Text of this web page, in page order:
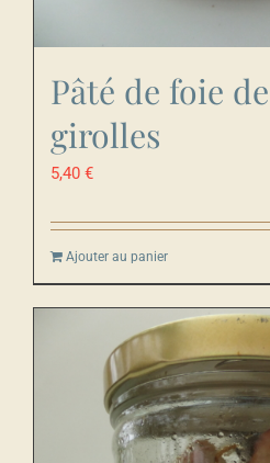
Pâté de foie
girolles
5,40 €
Ajouter au panier